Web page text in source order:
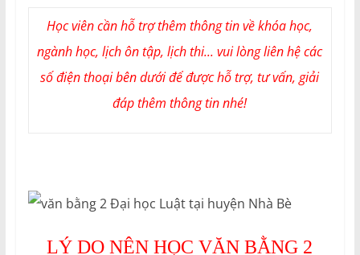
Học viên cần hỗ trợ thêm thông tin về khóa học,
ngành học, lịch ôn tập, lịch thi... vui lòng liên hệ các
số điện thoại bên dưới để được hỗ trợ, tư vấn, giải
đáp thêm thông tin nhé!
LÝ DO NÊN HỌC VĂN BẰNG 2